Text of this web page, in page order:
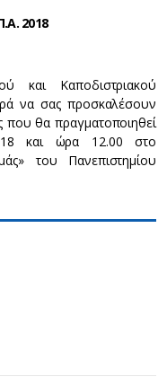
2018
και Καποδιστριακού
να σας προσκαλέσουν
που θα πραγματοποιηθεί
και ώρα 12.00 στο
του Πανεπιστημίου